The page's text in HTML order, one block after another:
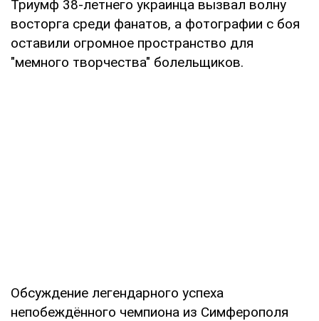
Триумф 38-летнего украинца вызвал волну
восторга среди фанатов, а фотографии с боя
оставили огромное пространство для
"мемного творчества" болельщиков.
Обсуждение легендарного успеха
непобеждённого чемпиона из Симферополя